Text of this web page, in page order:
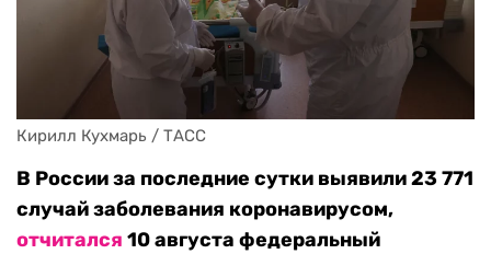
Кирилл Кухмарь / ТАСС
В России за последние сутки выявили 23 771
случай заболевания коронавирусом,
отчитался 10 августа федеральный